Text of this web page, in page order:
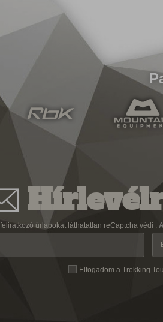
űrlapokat láthatatlan reCaptcha védi :
Elfogadom a Trekking